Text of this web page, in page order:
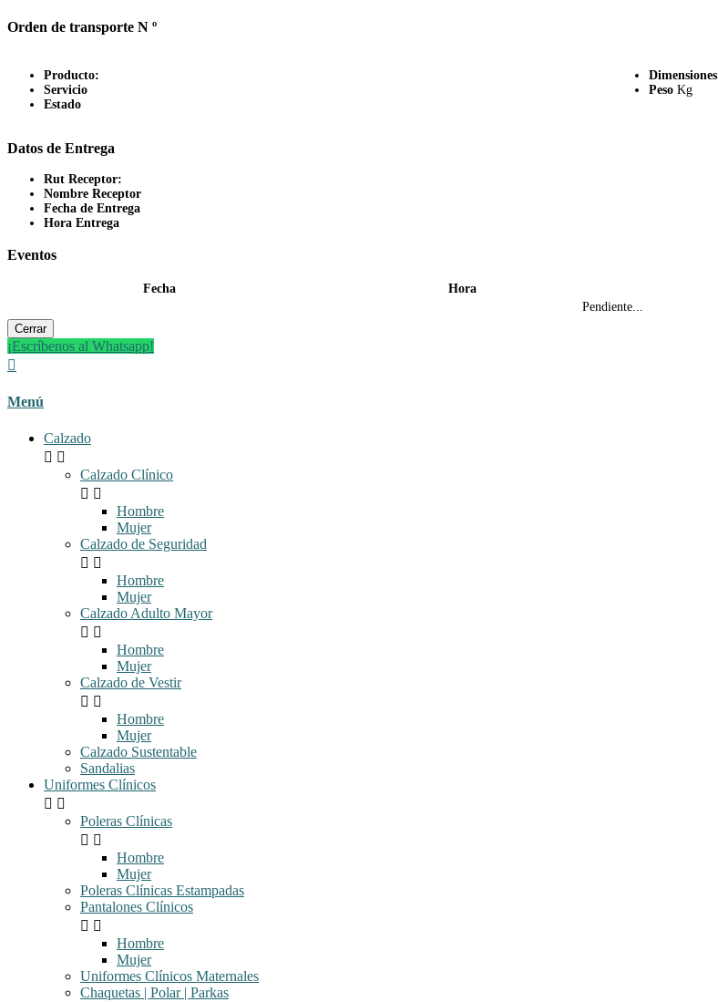
Orden de transporte N º
Producto:
Servicio
Estado
Dimensiones
Peso Kg
Datos de Entrega
Rut Receptor:
Nombre Receptor
Fecha de Entrega
Hora Entrega
Eventos
Fecha Hora
Pendiente...
Cerrar
¡Escríbenos al Whatsapp!

Menú
Calzado
 
Calzado Clínico
 
Hombre
Mujer
Calzado de Seguridad
 
Hombre
Mujer
Calzado Adulto Mayor
 
Hombre
Mujer
Calzado de Vestir
 
Hombre
Mujer
Calzado Sustentable
Sandalias
Uniformes Clínicos
 
Poleras Clínicas
 
Hombre
Mujer
Poleras Clínicas Estampadas
Pantalones Clínicos
 
Hombre
Mujer
Uniformes Clínicos Maternales
Chaquetas | Polar | Parkas